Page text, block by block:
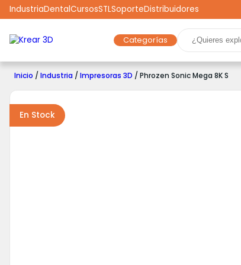
IndustriaDentalCursosSTLSoporteDistribuidores
Categorías
Marcas Impresoras 3D Filamentos Resinas
Robótica
Scooters Drones Realidad Virtual
Inicio / Industria / Impresoras 3D / Phrozen Sonic Mega 8K S
En Stock